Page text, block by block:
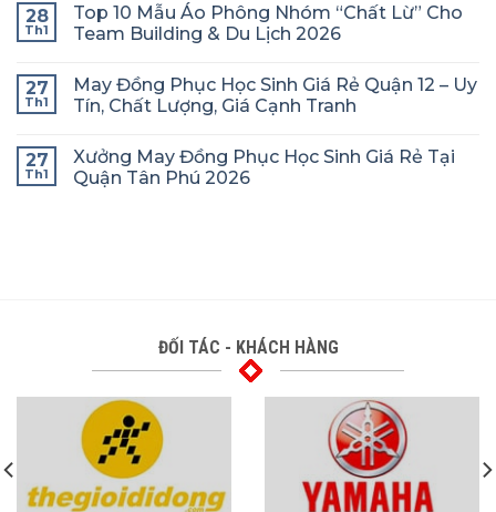
28
Th1
Top 10 Mẫu Áo Phông Nhóm “Chất Lừ” Cho
Team Building & Du Lịch 2026
27
Th1
May Đồng Phục Học Sinh Giá Rẻ Quận 12 – Uy
Tín, Chất Lượng, Giá Cạnh Tranh
27
Th1
Xưởng May Đồng Phục Học Sinh Giá Rẻ Tại
Quận Tân Phú 2026
ĐỐI TÁC - KHÁCH HÀNG